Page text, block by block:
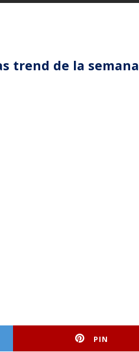
trend de la semana
PIN